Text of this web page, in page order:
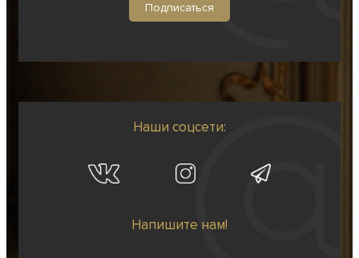
Наши соцсети:
Напишите нам!